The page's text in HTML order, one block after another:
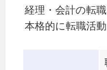
経理・会計の転
本格的に転職活